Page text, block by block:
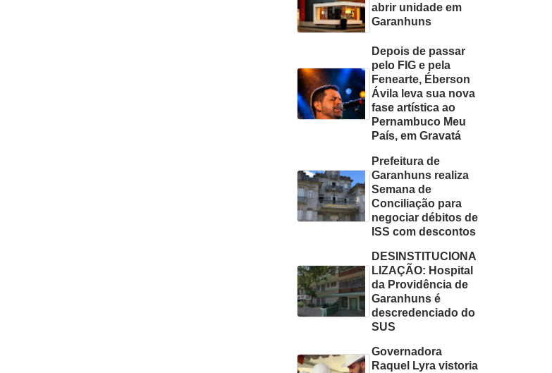
abrir unidade em
Garanhuns
Depois de passar
pelo FIG e pela
Fenearte, Éberson
Ávila leva sua nova
fase artística ao
Pernambuco Meu
País, em Gravatá
Prefeitura de
Garanhuns realiza
Semana de
Conciliação para
negociar débitos de
ISS com descontos
DESINSTITUCIONA
LIZAÇÃO: Hospital
da Providência de
Garanhuns é
descredenciado do
SUS
Governadora
Raquel Lyra vistoria